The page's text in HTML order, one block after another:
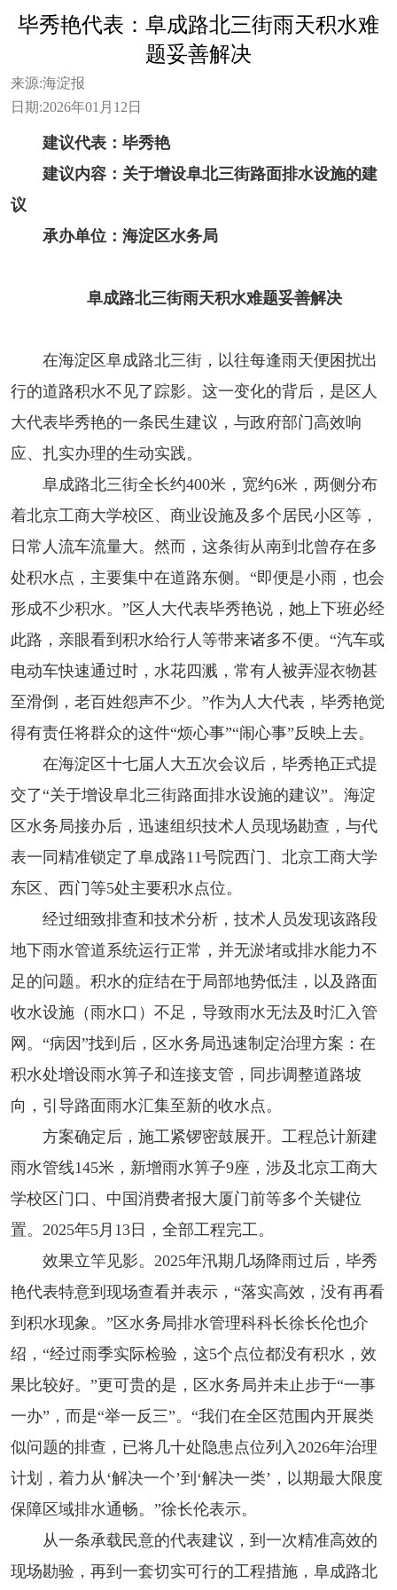
毕秀艳代表：阜成路北三街雨天积水难
题妥善解决
来源:海淀报
日期:2026年01月12日
建议代表：毕秀艳
建议内容：关于增设阜北三街路面排水设施的建
议
承办单位：海淀区水务局
阜成路北三街雨天积水难题妥善解决
在海淀区阜成路北三街，以往每逢雨天便困扰出
行的道路积水不见了踪影。这一变化的背后，是区人
大代表毕秀艳的一条民生建议，与政府部门高效响
应、扎实办理的生动实践。
阜成路北三街全长约400米，宽约6米，两侧分布
着北京工商大学校区、商业设施及多个居民小区等，
日常人流车流量大。然而，这条街从南到北曾存在多
处积水点，主要集中在道路东侧。“即便是小雨，也会
形成不少积水。”区人大代表毕秀艳说，她上下班必经
此路，亲眼看到积水给行人等带来诸多不便。“汽车或
电动车快速通过时，水花四溅，常有人被弄湿衣物甚
至滑倒，老百姓怨声不少。”作为人大代表，毕秀艳觉
得有责任将群众的这件“烦心事”“闹心事”反映上去。
在海淀区十七届人大五次会议后，毕秀艳正式提
交了“关于增设阜北三街路面排水设施的建议”。海淀
区水务局接办后，迅速组织技术人员现场勘查，与代
表一同精准锁定了阜成路11号院西门、北京工商大学
东区、西门等5处主要积水点位。
经过细致排查和技术分析，技术人员发现该路段
地下雨水管道系统运行正常，并无淤堵或排水能力不
足的问题。积水的症结在于局部地势低洼，以及路面
收水设施（雨水口）不足，导致雨水无法及时汇入管
网。“病因”找到后，区水务局迅速制定治理方案：在
积水处增设雨水箅子和连接支管，同步调整道路坡
向，引导路面雨水汇集至新的收水点。
方案确定后，施工紧锣密鼓展开。工程总计新建
雨水管线145米，新增雨水箅子9座，涉及北京工商大
学校区门口、中国消费者报大厦门前等多个关键位
置。2025年5月13日，全部工程完工。
效果立竿见影。2025年汛期几场降雨过后，毕秀
艳代表特意到现场查看并表示，“落实高效，没有再看
到积水现象。”区水务局排水管理科科长徐长伦也介
绍，“经过雨季实际检验，这5个点位都没有积水，效
果比较好。”更可贵的是，区水务局并未止步于“一事
一办”，而是“举一反三”。“我们在全区范围内开展类
似问题的排查，已将几十处隐患点位列入2026年治理
计划，着力从‘解决一个’到‘解决一类’，以期最大限度
保障区域排水通畅。”徐长伦表示。
从一条承载民意的代表建议，到一次精准高效的
现场勘验，再到一套切实可行的工程措施，阜成路北